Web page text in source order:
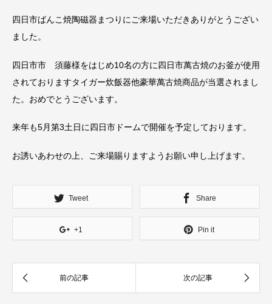
四日市ばんこ焼陶磁器まつりにご来場いただきありがとうござい
ました。
四日市市 須藤様をはじめ10名の方に四日市萬古焼のお釜が使用
されておりますタイガー炊飯器他豪華萬古焼商品が当選されまし
た。おめでとうございます。
来年も5月第3土日に四日市ドームで開催を予定しております。
お誘いあわせの上、ご来場賜りますようお願い申し上げます。
Tweet Share
+1 Pin it